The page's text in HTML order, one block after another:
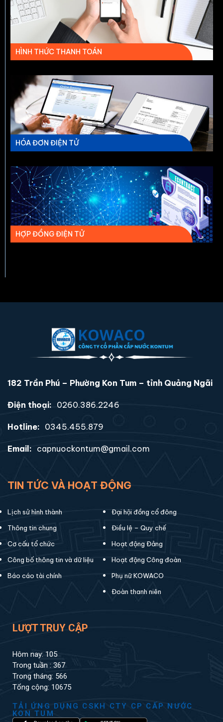
HÌNH THỨC THANH TOÁN
HÓA ĐƠN ĐIỆN TỬ
HỢP ĐỒNG ĐIỆN TỬ
182 Trần Phú – Phường Kon Tum – tỉnh Quảng Ngãi
Điện thoại: 0260.386.2246
Hotline: 0345.455.879
Email: capnuockontum@gmail.com
TIN TỨC VÀ HOẠT ĐỘNG
Lịch sử hình thành
Thông tin chung
Cơ cấu tổ chức
Công bố thông tin và dữ liệu
Báo cáo tài chính
Đại hội đồng cổ đông
Điều lệ – Quy chế
Hoạt động Đảng
Hoạt động Công đoàn
Phụ nữ KOWACO
Đoàn thanh niên
LƯỢT TRUY CẬP
Hôm nay: 105
Trong tuần : 367
Trong tháng: 566
Tổng cộng: 10675
TẢI ỨNG DỤNG CSKH CTY CP CẤP NƯỚC
KON TUM